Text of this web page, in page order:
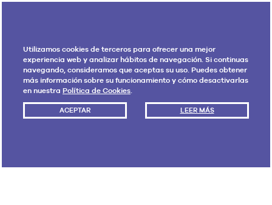
Utilizamos cookies de terceros para ofrecer una mejor
experiencia web y analizar hábitos de navegación. Si continuas
navegando, consideramos que aceptas su uso. Puedes obtener
más información sobre su funcionamiento y cómo desactivarlas
en nuestra Política de Cookies.
ACEPTAR LEER MÁS